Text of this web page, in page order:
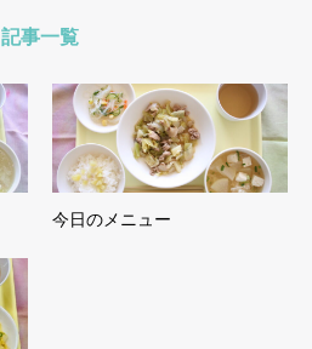
記事一覧
今日のメニュー